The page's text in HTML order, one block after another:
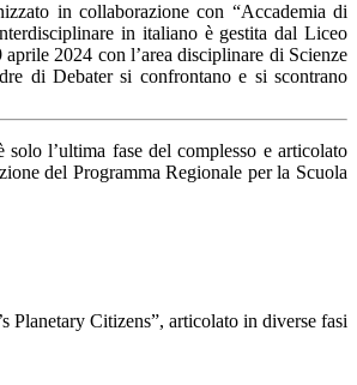
in collaborazione con “Accademia di
in italiano è gestita dal Liceo
2024 con l’area disciplinare di Scienze
di Debater si confrontano e si scontrano
l’ultima fase del complesso e articolato
del Programma Regionale per la Scuola
Planetary Citizens”, articolato in diverse fasi